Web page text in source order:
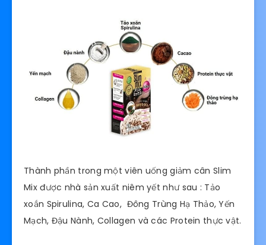
Thành phần trong một viên uống giảm cân Slim
Mix được nhà sản xuất niêm yết như sau : Tảo
xoắn Spirulina, Ca Cao, Đông Trùng Hạ Thảo, Yến
Mạch, Đậu Nành, Collagen và các Protein thực vật.